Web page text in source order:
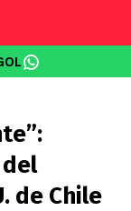
de Chile